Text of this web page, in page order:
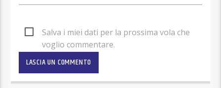
Salva i miei dati per la prossima vola che
voglio commentare.